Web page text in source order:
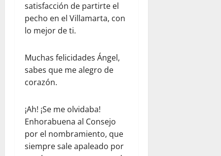
satisfacción de partirte el
pecho en el Villamarta, con
lo mejor de ti.
Muchas felicidades Ángel,
sabes que me alegro de
corazón.
¡Ah! ¡Se me olvidaba!
Enhorabuena al Consejo
por el nombramiento, que
siempre sale apaleado por